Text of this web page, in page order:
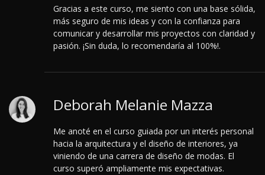
Gracias a este curso, me siento con una base sólida,
más seguro de mis ideas y con la confianza para
comunicar y desarrollar mis proyectos con claridad y
pasión. ¡Sin duda, lo recomendaría al 100%!.
Deborah Melanie Mazza
Me anoté en el curso guiada por un interés personal
hacia la arquitectura y el diseño de interiores, ya
viniendo de una carrera de diseño de modas. El
curso superó ampliamente mis expectativas.